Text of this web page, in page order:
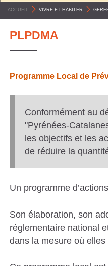
C
O
M
M
N
É
E
S
ACCUEIL VIVRE ET HABITER
PLPDMA
Programme Local de
Conformément au
"Pyrénées-
les objectifs et les
de réduire la
Un programme
Son élaboration, son
réglementaire national
dans la mesure où